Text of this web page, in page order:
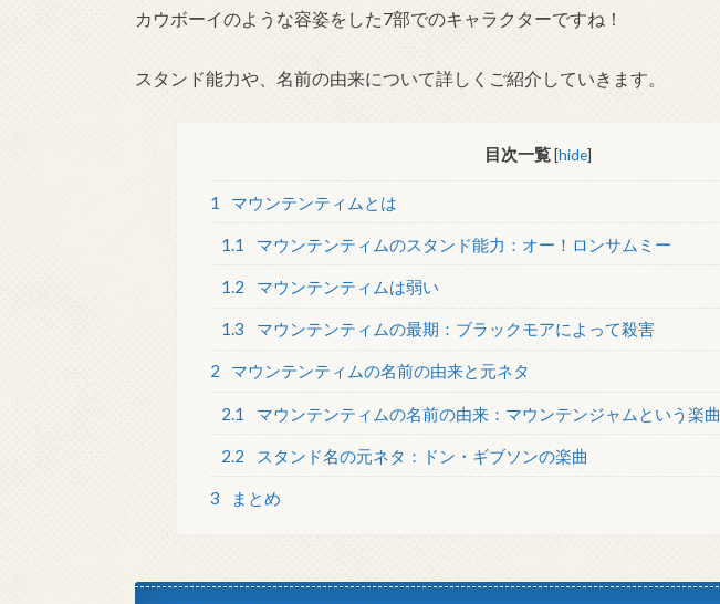
カウボーイのような容姿をした7部でのキャラクターですね！
スタンド能力や、名前の由来について詳しくご紹介していきます。
目次一覧 [hide]
1 マウンテンティムとは
1.1 マウンテンティムのスタンド能力：オー！ロンサムミー
1.2 マウンテンティムは弱い
1.3 マウンテンティムの最期：ブラックモアによって殺害
2 マウンテンティムの名前の由来と元ネタ
2.1 マウンテンティムの名前の由来：マウンテンジャムという楽曲
2.2 スタンド名の元ネタ：ドン・ギブソンの楽曲
3 まとめ